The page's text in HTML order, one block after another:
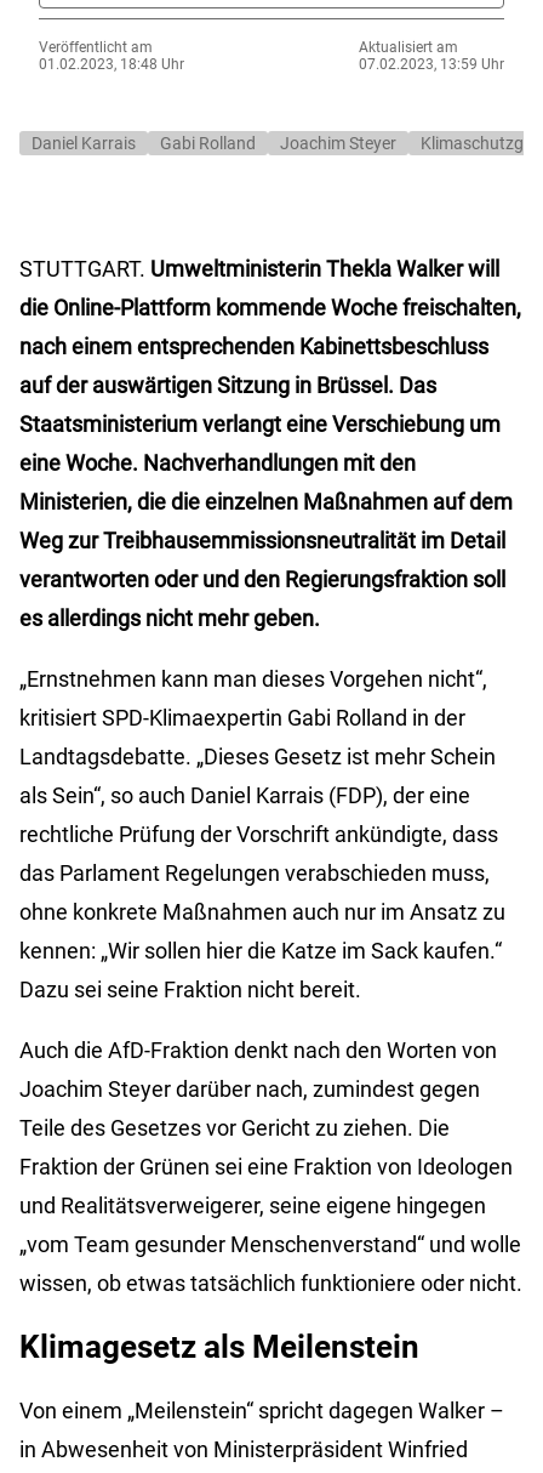
Veröffentlicht am
01.02.2023, 18:48 Uhr
Aktualisiert am
07.02.2023, 13:59 Uhr
Daniel Karrais Gabi Rolland Joachim Steyer
STUTTGART. Umweltministerin Thekla Walker will
die Online-Plattform kommende Woche freischalten,
nach einem entsprechenden Kabinettsbeschluss
auf der auswärtigen Sitzung in Brüssel. Das
Staatsministerium verlangt eine Verschiebung um
eine Woche. Nachverhandlungen mit den
Ministerien, die die einzelnen Maßnahmen auf dem
Weg zur Treibhausemmissionsneutralität im Detail
verantworten oder und den Regierungsfraktion soll
es allerdings nicht mehr geben.
„Ernstnehmen kann man dieses Vorgehen nicht“,
kritisiert SPD-Klimaexpertin Gabi Rolland in der
Landtagsdebatte. „Dieses Gesetz ist mehr Schein
als Sein“, so auch Daniel Karrais (FDP), der eine
rechtliche Prüfung der Vorschrift ankündigte, dass
das Parlament Regelungen verabschieden muss,
ohne konkrete Maßnahmen auch nur im Ansatz zu
kennen: „Wir sollen hier die Katze im Sack kaufen.“
Dazu sei seine Fraktion nicht bereit.
Auch die AfD-Fraktion denkt nach den Worten von
Joachim Steyer darüber nach, zumindest gegen
Teile des Gesetzes vor Gericht zu ziehen. Die
Fraktion der Grünen sei eine Fraktion von Ideologen
und Realitätsverweigerer, seine eigene hingegen
„vom Team gesunder Menschenverstand“ und wolle
wissen, ob etwas tatsächlich funktioniere oder nicht.
Klimagesetz als Meilenstein
Von einem „Meilenstein“ spricht dagegen Walker –
in Abwesenheit von Ministerpräsident Winfried